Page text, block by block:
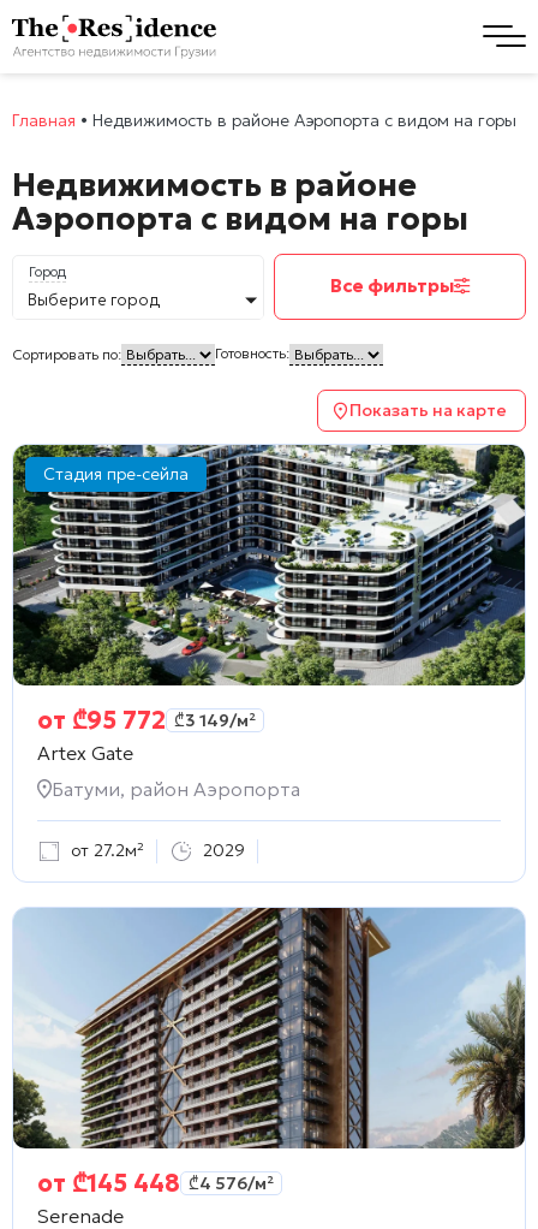
Главная • Недвижимость в районе Аэропорта с видом на горы
Недвижимость в районе
Аэропорта с видом на горы
Город
Выберите город
Все фильтры
Сортировать по: Готовность:
Показать на карте
Стадия пре-сейла
от ₾95 772 ₾3 149/м²
Artex Gate
Батуми, район Аэропорта
от 27.2м² 2029
от ₾145 448 ₾4 576/м²
Serenade